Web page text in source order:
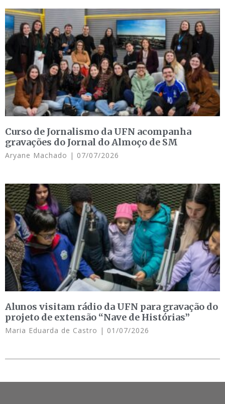
Curso de Jornalismo da UFN acompanha
gravações do Jornal do Almoço de SM
Aryane Machado 07/07/2026
Alunos visitam rádio da UFN para gravação do
projeto de extensão “Nave de Histórias”
Maria Eduarda de Castro 01/07/2026